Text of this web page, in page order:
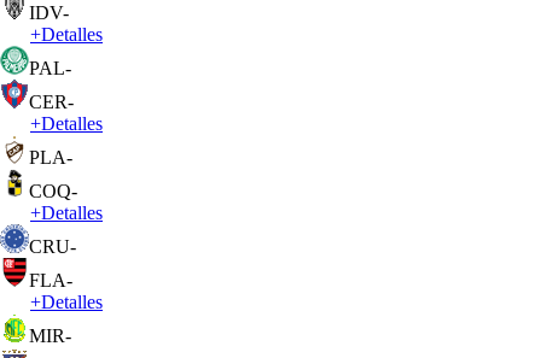
IDV-
+Detalles
PAL-
CER-
+Detalles
PLA-
COQ-
+Detalles
CRU-
FLA-
+Detalles
MIR-